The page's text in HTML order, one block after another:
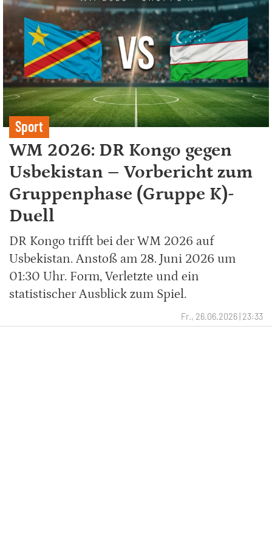
Sport
WM 2026: DR Kongo gegen
Usbekistan – Vorbericht zum
Gruppenphase (Gruppe K)-
Duell
DR Kongo trifft bei der WM 2026 auf
Usbekistan. Anstoß am 28. Juni 2026 um
01:30 Uhr. Form, Verletzte und ein
statistischer Ausblick zum Spiel.
Fr., 26.06.2026 | 23:33